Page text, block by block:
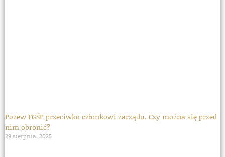
Pozew FGŚP przeciwko członkowi zarządu. Czy można się przed
nim obronić?
29 sierpnia, 2025